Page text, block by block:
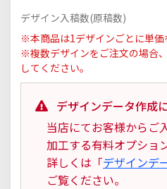
デザイン入稿数(原稿数)
※本商品は1デザインごとに単価
※複数デザインをご注文の場合
してください。
デザインデータ作成
当店にてお客様からご
加工する有料オプショ
詳しくは「デザインデ
ご覧ください。